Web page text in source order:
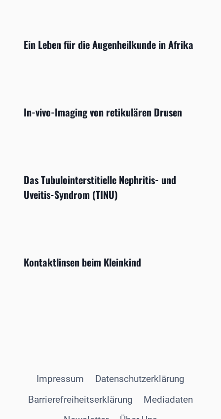
Ein Leben für die Augenheilkunde in Afrika
In-vivo-Imaging von retikulären Drusen
Das Tubulointerstitielle Nephritis- und
Uveitis-Syndrom (TINU)
Kontaktlinsen beim Kleinkind
Impressum
Datenschutzerklärung
Barrierefreiheitserklärung
Mediadaten